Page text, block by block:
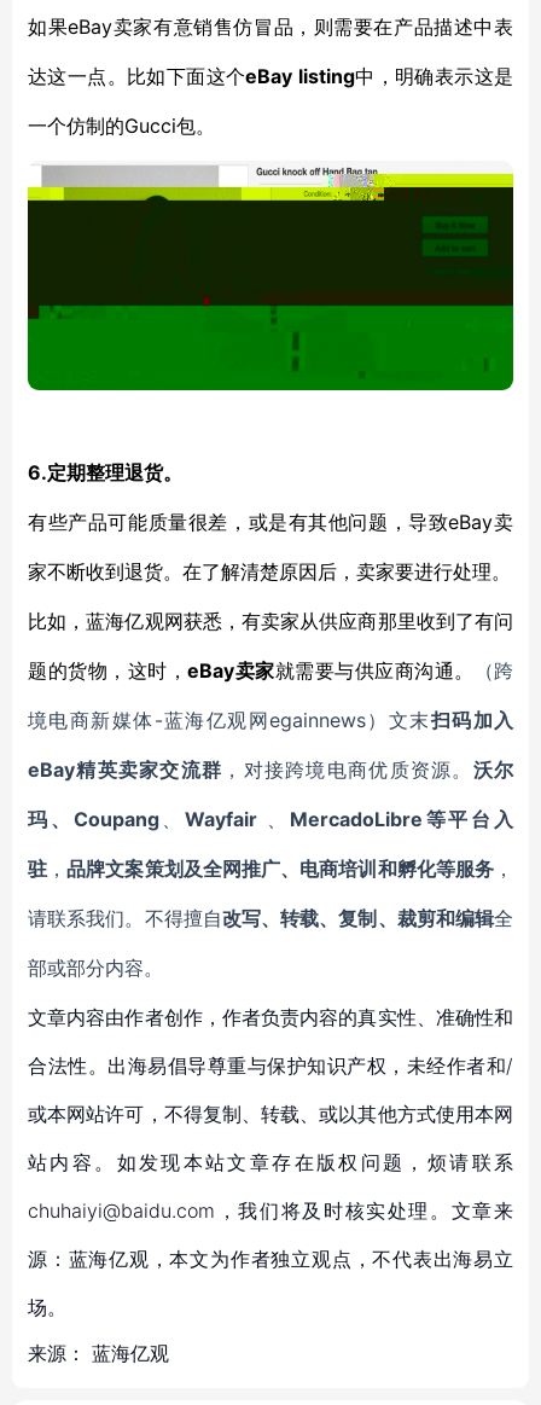
如果eBay卖家有意销售仿冒品，则需要在产品描述中表
达这一点。比如下面这个eBay listing中，明确表示这是
一个仿制的Gucci包。
6.定期整理退货。
有些产品可能质量很差，或是有其他问题，导致eBay卖
家不断收到退货。在了解清楚原因后，卖家要进行处理。
比如，蓝海亿观网获悉，有卖家从供应商那里收到了有问
题的货物，这时， eBay卖家就需要与供应商沟通。 （跨
境电商新媒体-蓝海亿观网egainnews）文末扫码加入
eBay精英卖家交流群 ，对接跨境电商优质资源。 沃尔
玛、 Coupang、Wayfair MercadoLibre等平台入
驻 ，品牌文案策划及全网推广、电商培训和孵化等服务 ，
请联系我们。不得擅自改写、转载、复制、裁剪和编辑全
部或部分内容。
文章内容由作者创作，作者负责内容的真实性、准确性和
合法性。出海易倡导尊重与保护知识产权，未经作者和/
或本网站许可，不得复制、转载、或以其他方式使用本网
站内容。如发现本站文章存在版权问题，烦请联系
chuhaiyi@baidu.com，我们将及时核实处理。文章来
源：蓝海亿观，本文为作者独立观点，不代表出海易立
场。
来源： 蓝海亿观